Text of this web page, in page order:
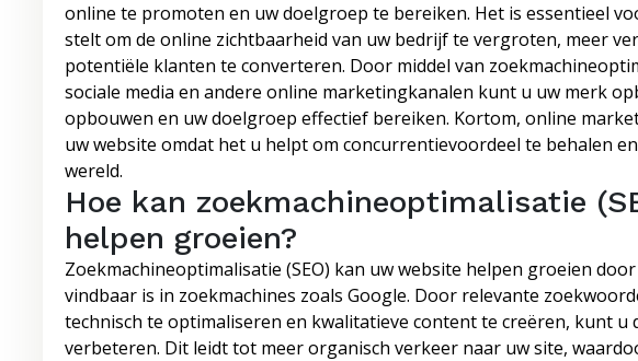
online te promoten en uw doelgroep te bereiken. Het is essentieel
stelt om de online zichtbaarheid van uw bedrijf te vergroten, meer
potentiële klanten te converteren. Door middel van
sociale media en andere online marketingkanalen kunt u uw merk
opbouwen en uw doelgroep effectief bereiken. Kortom, online
uw website omdat het u helpt om concurrentievoordeel te behalen
wereld.
Hoe kan zoekmachineoptimalisatie
helpen groeien?
Zoekmachineoptimalisatie (SEO) kan uw website helpen groeien
vindbaar is in zoekmachines zoals Google. Door relevante
technisch te optimaliseren en kwalitatieve content te creëren, kunt u
verbeteren. Dit leidt tot meer organisch verkeer naar uw site,